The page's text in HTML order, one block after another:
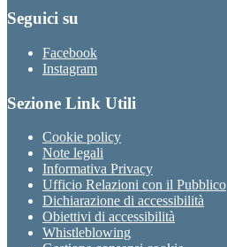
Seguici su
Facebook
Instagram
Sezione Link Utili
Cookie policy
Note legali
Informativa Privacy
Ufficio Relazioni con il Pubblico
Dichiarazione di accessibilità
Obiettivi di accessibilità
Whistleblowing